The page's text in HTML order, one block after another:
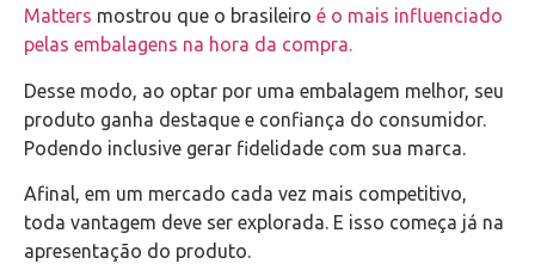
Matters mostrou que o brasileiro é o mais influenciado
pelas embalagens na hora da compra.
Desse modo, ao optar por uma embalagem melhor, seu
produto ganha destaque e confiança do consumidor.
Podendo inclusive gerar fidelidade com sua marca.
Afinal, em um mercado cada vez mais competitivo,
toda vantagem deve ser explorada. E isso começa já na
apresentação do produto.